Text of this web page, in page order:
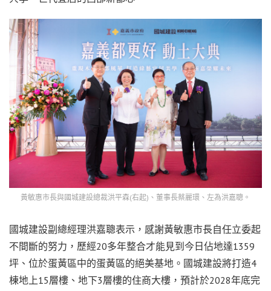
黃敏惠市長與國城建設總裁洪平森(右起)、董事長蔡麗環、左為洪嘉聰。
國城建設副總經理洪嘉聰表示，感謝黃敏惠市長自任立委起
不間斷的努力，歷經20多年整合才能見到今日佔地達1359
坪、位於蛋黃區中的蛋黃區的絕美基地。國城建設將打造4
棟地上15層樓、地下3層樓的住商大樓，預計於2028年底完